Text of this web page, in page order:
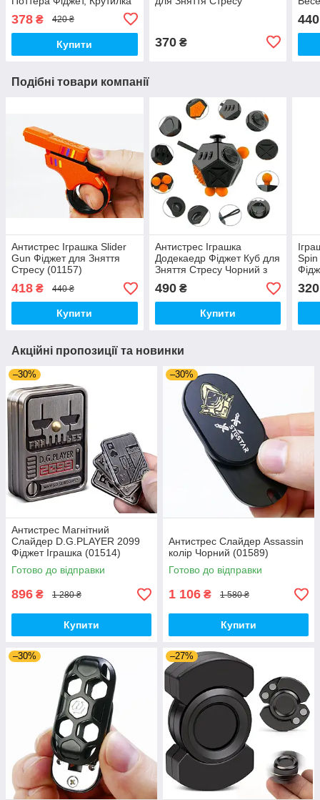
378 ₴ 420 ₴
Купити 370₴
440
Подібні товари компанії
Антистрес Іграшка Slider
Gun Фіджет для Зняття
Стресу (01157)
418 ₴ 440 ₴
Купити
Антистрес Іграшка
Додекаедр Фіджет Куб для
Зняття Стресу Чорний з
помаранчевими кнопками
(00643)
490₴
Купити
Spin
320
Акційні пропозиції та новинки
–30%
Антистрес Магнітний
Слайдер D.G.PLAYER 2099
Фіджет Іграшка (01514)
Готово до відправки
896 ₴ 1 280 ₴
Купити
–30%
Антистрес Слайдер Assassin
колір Чорний (01589)
Готово до відправки
1 106 ₴ 1 580 ₴
Купити
–30% –27%